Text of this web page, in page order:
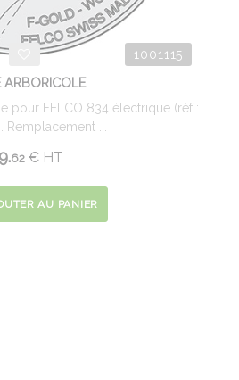
1001115
ARBORICOLE
pour FELCO 834 électrique (réf :
Remplacement ...
62 €HT
AU PANIER